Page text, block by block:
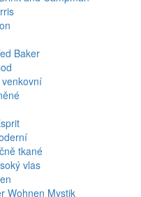
Baker
tkané
vlas
Wohnen Mystik